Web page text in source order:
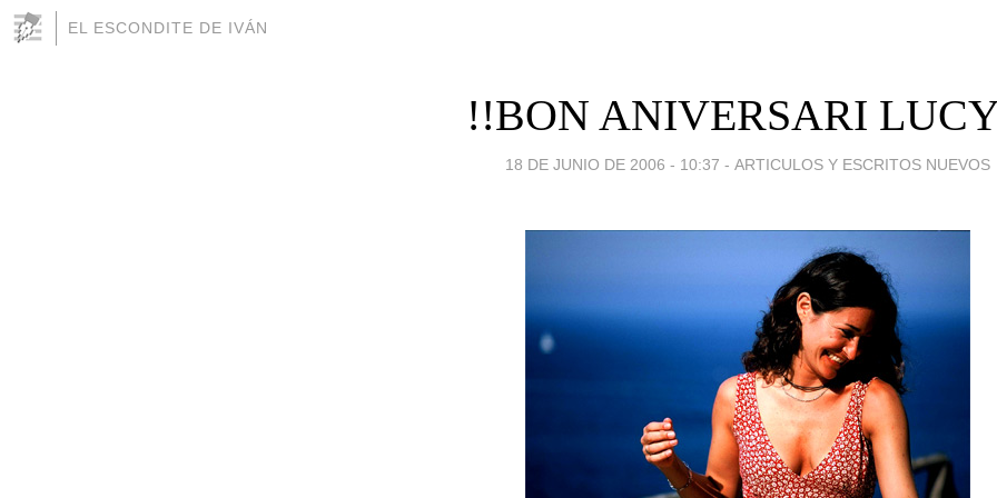
EL ESCONDITE DE IVÁN
!!BON ANIVERSARI
18 DE JUNIO DE 2006 - 10:37 - ARTICULOS Y ESCRITOS NUEVOS